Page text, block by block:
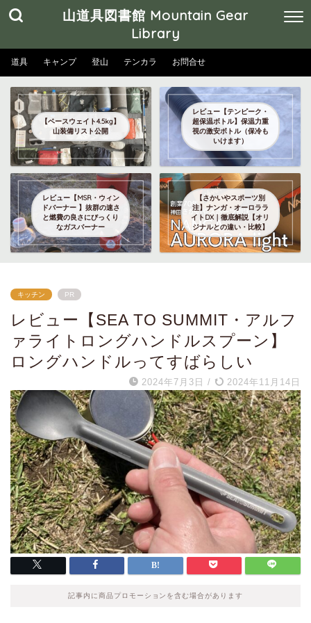
山道具図書館 Mountain Gear
Library
道具 キャンプ 登山 テンカラ お問合せ
【ベースウェイト4.5kg】
山装備リスト公開
レビュー【テンピーク・
超保温ボトル】保温力重
視の激安ボトル（保冷も
いけます）
レビュー【MSR・ウィン
ドバーナー 】抜群の速さ
と燃費の良さにびっくり
なガスバーナー
【さかいやスポーツ別
注】ナンガ・オーロララ
イトDX｜徹底解説【オリ
ジナルとの違い・比較】
キッチン PR
レビュー【SEA TO SUMMIT・アルフ
ァライトロングハンドルスプーン】
ロングハンドルってすばらしい
2024年7月3日 / 2024年11月14日
記事内に商品プロモーションを含む場合があります